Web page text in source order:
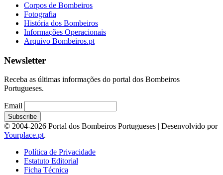
Corpos de Bombeiros
Fotografia
História dos Bombeiros
Informações Operacionais
Arquivo Bombeiros.pt
Newsletter
Receba as últimas informações do portal dos Bombeiros
Portugueses.
Email
© 2004-2026 Portal dos Bombeiros Portugueses | Desenvolvido por
Yourplace.pt.
Política de Privacidade
Estatuto Editorial
Ficha Técnica